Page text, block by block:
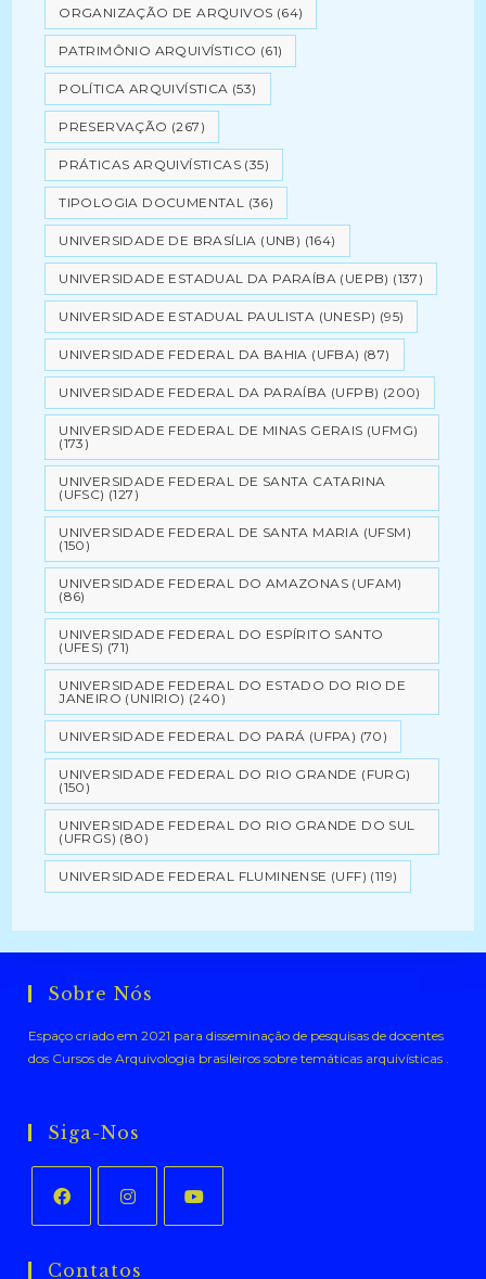
ORGANIZAÇÃO DE ARQUIVOS (64)
PATRIMÔNIO ARQUIVÍSTICO (61)
POLÍTICA ARQUIVÍSTICA (53)
PRESERVAÇÃO (267)
PRÁTICAS ARQUIVÍSTICAS (35)
TIPOLOGIA DOCUMENTAL (36)
UNIVERSIDADE DE BRASÍLIA (UNB) (164)
UNIVERSIDADE ESTADUAL DA PARAÍBA (UEPB) (137)
UNIVERSIDADE ESTADUAL PAULISTA (UNESP) (95)
UNIVERSIDADE FEDERAL DA BAHIA (UFBA) (87)
UNIVERSIDADE FEDERAL DA PARAÍBA (UFPB) (200)
UNIVERSIDADE FEDERAL DE MINAS GERAIS (UFMG)
(173)
UNIVERSIDADE FEDERAL DE SANTA CATARINA
(UFSC) (127)
UNIVERSIDADE FEDERAL DE SANTA MARIA (UFSM)
(150)
UNIVERSIDADE FEDERAL DO AMAZONAS (UFAM)
(86)
UNIVERSIDADE FEDERAL DO ESPÍRITO SANTO
(UFES) (71)
UNIVERSIDADE FEDERAL DO ESTADO DO RIO DE
JANEIRO (UNIRIO) (240)
UNIVERSIDADE FEDERAL DO PARÁ (UFPA) (70)
UNIVERSIDADE FEDERAL DO RIO GRANDE (FURG)
(150)
UNIVERSIDADE FEDERAL DO RIO GRANDE DO SUL
(UFRGS) (80)
UNIVERSIDADE FEDERAL FLUMINENSE (UFF) (119)
Sobre Nós
Espaço criado em 2021 para disseminação de pesquisas de docentes
dos Cursos de Arquivologia brasileiros sobre temáticas arquivísticas .
Siga-Nos
em
em
Contatos